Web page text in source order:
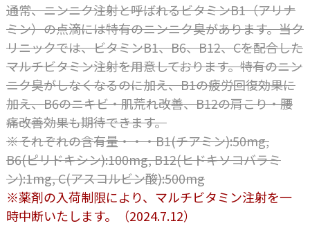
通常、ニンニク注射と呼ばれるビタミンB1（アリナ
ミン）の点滴には特有のニンニク臭があります。当ク
リニックでは、ビタミンB1、B6、B12、Cを配合した
マルチビタミン注射を用意しております。特有のニン
ニク臭がしなくなるのに加え、B1の疲労回復効果に
加え、B6のニキビ・肌荒れ改善、B12の肩こり・腰
痛改善効果も期待できます。
※それぞれの含有量・・・B1(チアミン):50mg,
B6(ピリドキシン):100mg, B12(ヒドキソコバラミ
ン):1mg, C(アスコルビン酸):500mg
※薬剤の入荷制限により、マルチビタミン注射を一
時中断いたします。（2024.7.12）